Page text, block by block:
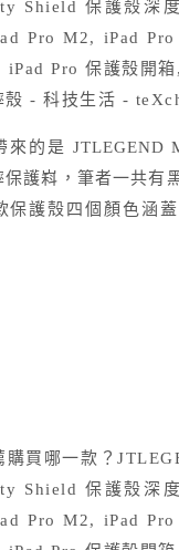
來的是 JTLEGEND
護嵙，筆者一共有
保護殼四個顏色涵